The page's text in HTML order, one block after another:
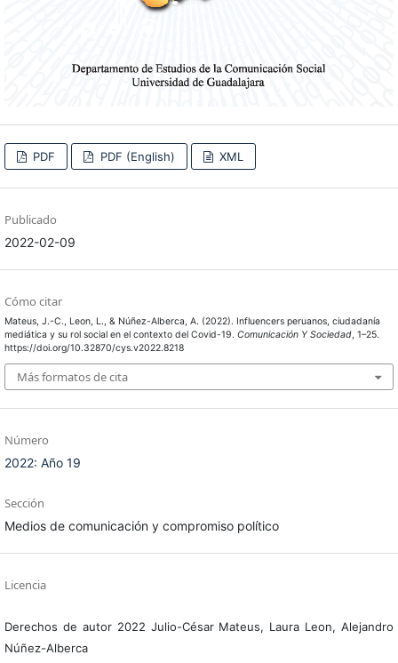
PDF PDF (English) XML
Publicado
2022-02-09
Cómo citar
Mateus, J.-C., Leon, L., & Núñez-Alberca, A. (2022). Influencers peruanos, ciudadanía
mediática y su rol social en el contexto del Covid-19. Comunicación Y Sociedad, 1–25.
https://doi.org/10.32870/cys.v2022.8218
Más formatos de cita
Número
2022: Año 19
Sección
Medios de comunicación y compromiso político
Licencia
Derechos de autor 2022 Julio-César Mateus, Laura Leon, Alejandro
Núñez-Alberca